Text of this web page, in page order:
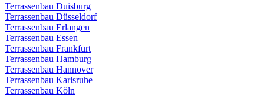
Terrassenbau Duisburg
Terrassenbau Düsseldorf
Terrassenbau Erlangen
Terrassenbau Essen
Terrassenbau Frankfurt
Terrassenbau Hamburg
Terrassenbau Hannover
Terrassenbau Karlsruhe
Terrassenbau Köln